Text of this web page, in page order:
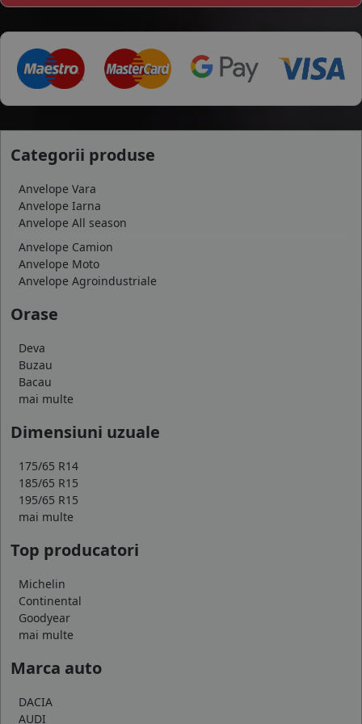
Categorii produse
Anvelope Vara
Anvelope Iarna
Anvelope All season
Anvelope Camion
Anvelope Moto
Anvelope Agroindustriale
Orase
Deva
Buzau
Bacau
mai multe
Dimensiuni uzuale
175/65 R14
185/65 R15
195/65 R15
mai multe
Top producatori
Michelin
Continental
Goodyear
mai multe
Marca auto
DACIA
AUDI